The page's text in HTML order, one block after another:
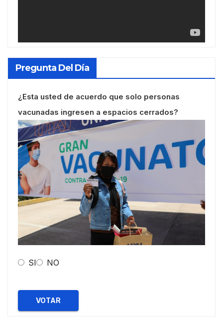
Pregunta Del Día
¿Esta usted de acuerdo que solo personas
vacunadas ingresen a espacios cerrados?
SI NO
VOTAR